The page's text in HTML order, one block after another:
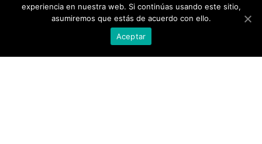
SECTORES
DESINFECTANTES COVID-19
CLIENTE
experiencia en nuestra web. Si continúas usando este sitio,
asumiremos que estás de acuerdo con ello.
Aceptar